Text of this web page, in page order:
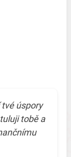
úspory
tobě a